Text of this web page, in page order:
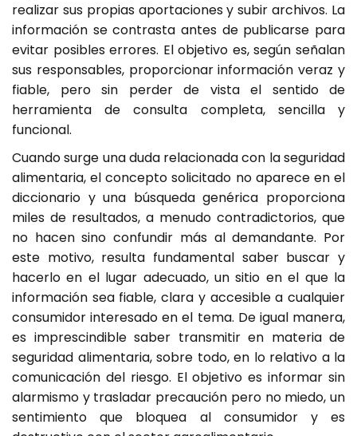
realizar sus propias aportaciones y subir archivos. La
información se contrasta antes de publicarse para
evitar posibles errores. El objetivo es, según señalan
sus responsables, proporcionar información veraz y
fiable, pero sin perder de vista el sentido de
herramienta de consulta completa, sencilla y
funcional.
Cuando surge una duda relacionada con la seguridad
alimentaria, el concepto solicitado no aparece en el
diccionario y una búsqueda genérica proporciona
miles de resultados, a menudo contradictorios, que
no hacen sino confundir más al demandante. Por
este motivo, resulta fundamental saber buscar y
hacerlo en el lugar adecuado, un sitio en el que la
información sea fiable, clara y accesible a cualquier
consumidor interesado en el tema. De igual manera,
es imprescindible saber transmitir en materia de
seguridad alimentaria, sobre todo, en lo relativo a la
comunicación del riesgo. El objetivo es informar sin
alarmismo y trasladar precaución pero no miedo, un
sentimiento que bloquea al consumidor y es